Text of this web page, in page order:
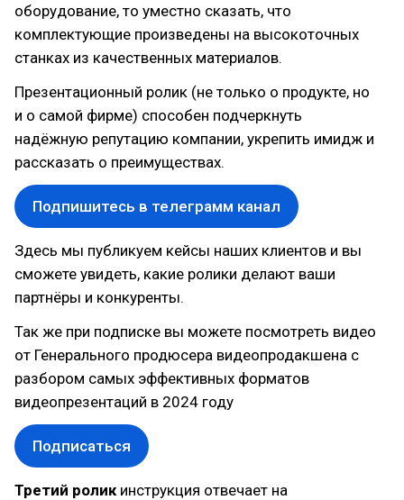
оборудование, то уместно сказать, что
комплектующие произведены на высокоточных
станках из качественных материалов.
Презентационный ролик (не только о продукте, но
и о самой фирме) способен подчеркнуть
надёжную репутацию компании, укрепить имидж и
рассказать о преимуществах.
Подпишитесь в телеграмм канал
Здесь мы публикуем кейсы наших клиентов и вы
сможете увидеть, какие ролики делают ваши
партнёры и конкуренты.
Так же при подписке вы можете посмотреть видео
от Генерального продюсера видеопродакшена с
разбором самых эффективных форматов
видеопрезентаций в 2024 году
Подписаться
Третий ролик инструкция отвечает на